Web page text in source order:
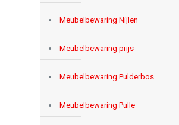
Meubelbewaring Nijlen
Meubelbewaring prijs
Meubelbewaring Pulderbos
Meubelbewaring Pulle